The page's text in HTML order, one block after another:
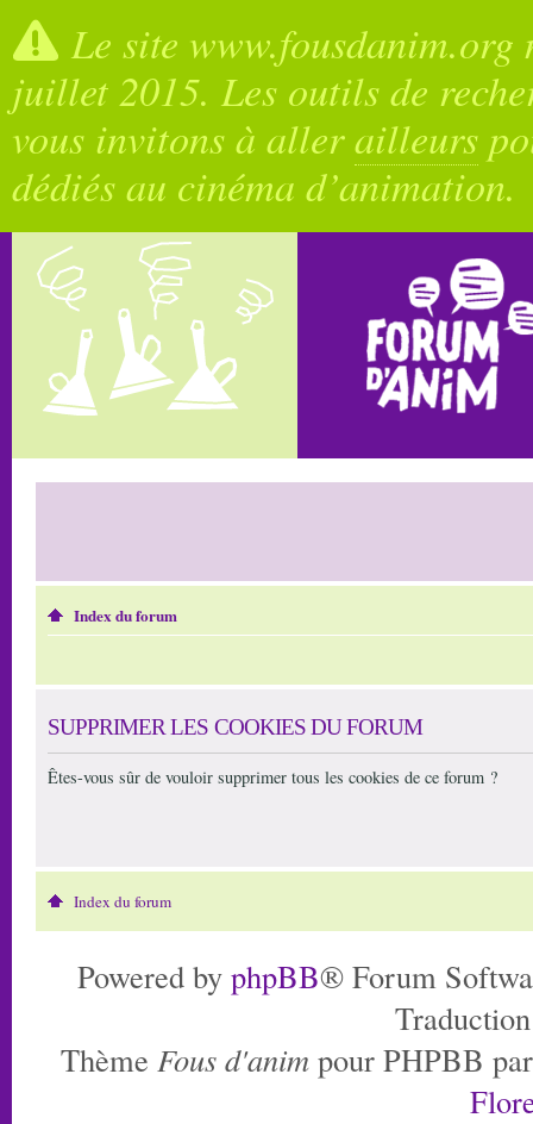
Le site
juillet 2015. Les outils de
vous invitons à allerailleurs
dédiés au cinéma d’animation.
Index du forum
SUPPRIMER LES COOKIES DU FORUM
Êtes-vous sûr de vouloir supprimer tous les cookies de ce forum ?
Index du forum
Powered by phpBB® Forum
Thème Fous d'anim pour PHPBB